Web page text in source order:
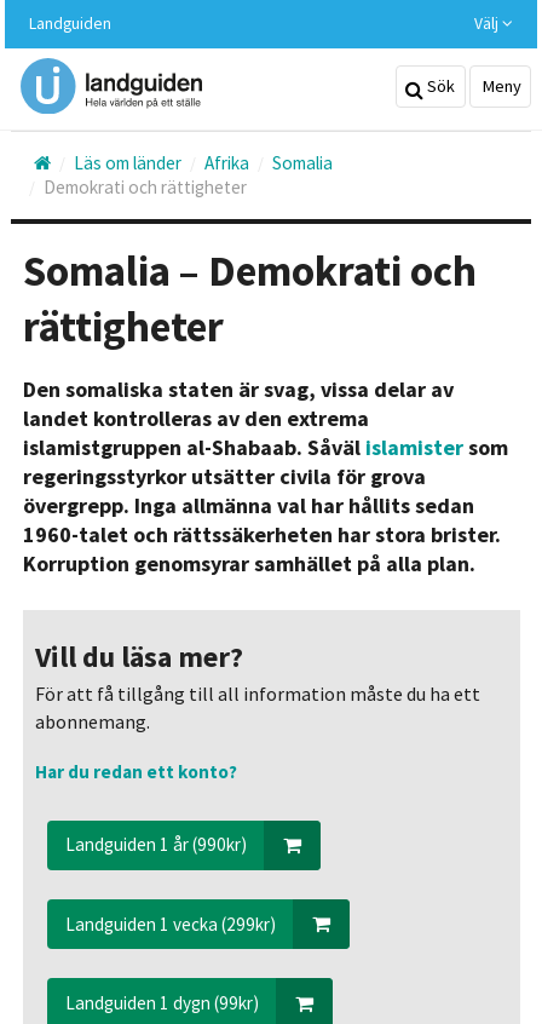
huvudinnehållet
Landguiden Välj
Sök Meny
Läs om länder Afrika
Somalia
Demokrati och rättigheter
Somalia – Demokrati och
rättigheter
Den somaliska staten är svag, vissa delar av
landet kontrolleras av den extrema
islamistgruppen al-Shabaab. Såväl islamistersom
regeringsstyrkor utsätter civila för grova
övergrepp. Inga allmänna val har hållits sedan
1960-talet och rättssäkerheten har stora brister.
Korruption genomsyrar samhället på alla plan.
Vill du läsa mer?
För att få tillgång till all information måste du ha ett
abonnemang.
Har du redan ett konto?
Landguiden 1 år (990kr)
Landguiden 1 vecka (299kr)
Landguiden 1 dygn (99kr)